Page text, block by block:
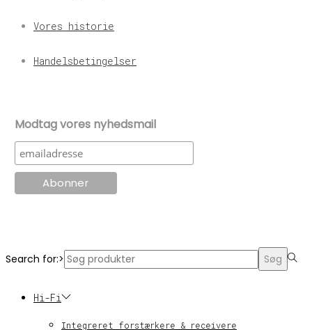
Vores historie
Handelsbetingelser
Modtag vores nyhedsmail
Search for:> Søg
Hi-Fi
Integreret forstærkere & receivere